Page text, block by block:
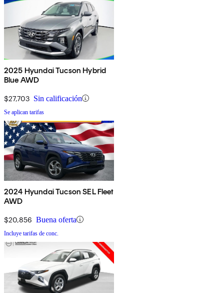
2025 Hyundai Tucson Hybrid
Blue AWD
$27,703 Sin calificación
Se aplican tarifas
2024 Hyundai Tucson SEL Fleet
AWD
$20,856 Buena oferta
Incluye tarifas de conc.